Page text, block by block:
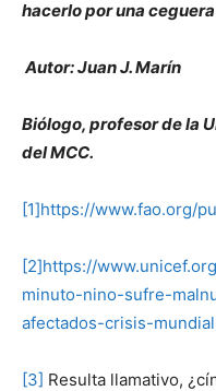
hacerlo por una
Autor:Juan J. Marín
Biólogo, profesor de la
del MCC.
[1]https://www.fao.org/
[2]https://
minuto-nino-sufre-
afectados-crisis-
[3] Resulta llamativo,